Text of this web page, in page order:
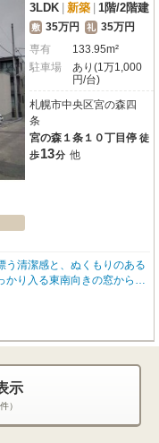
3LDK 新築 1階/2階建
敷 35万円 礼 35万円
専有
133.95m²
駐車場
あり(1万1,000
円/台)
札幌市中央区宮の森四
条
宮の森１条１０丁目停 徒
歩13分 他
う清潔感と、ぬくもりのある
かり入る東南向きの窓からの
歩で心が和らぐ印象でし
すぐに手を洗えるのは、子
トです。 1階には洋
」と書かれた大空間。実際に
とのことで、天候に左右され
をもたらしてくれそうで
、そんな非日常の空間が自
示
件）